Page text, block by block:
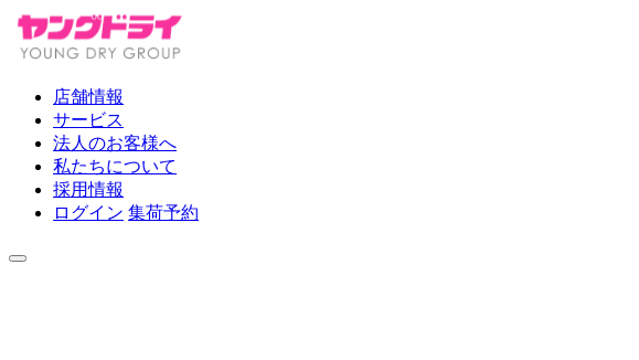
店舗情報
サービス
法人のお客様へ
私たちについて
採用情報
ログイン 集荷予約